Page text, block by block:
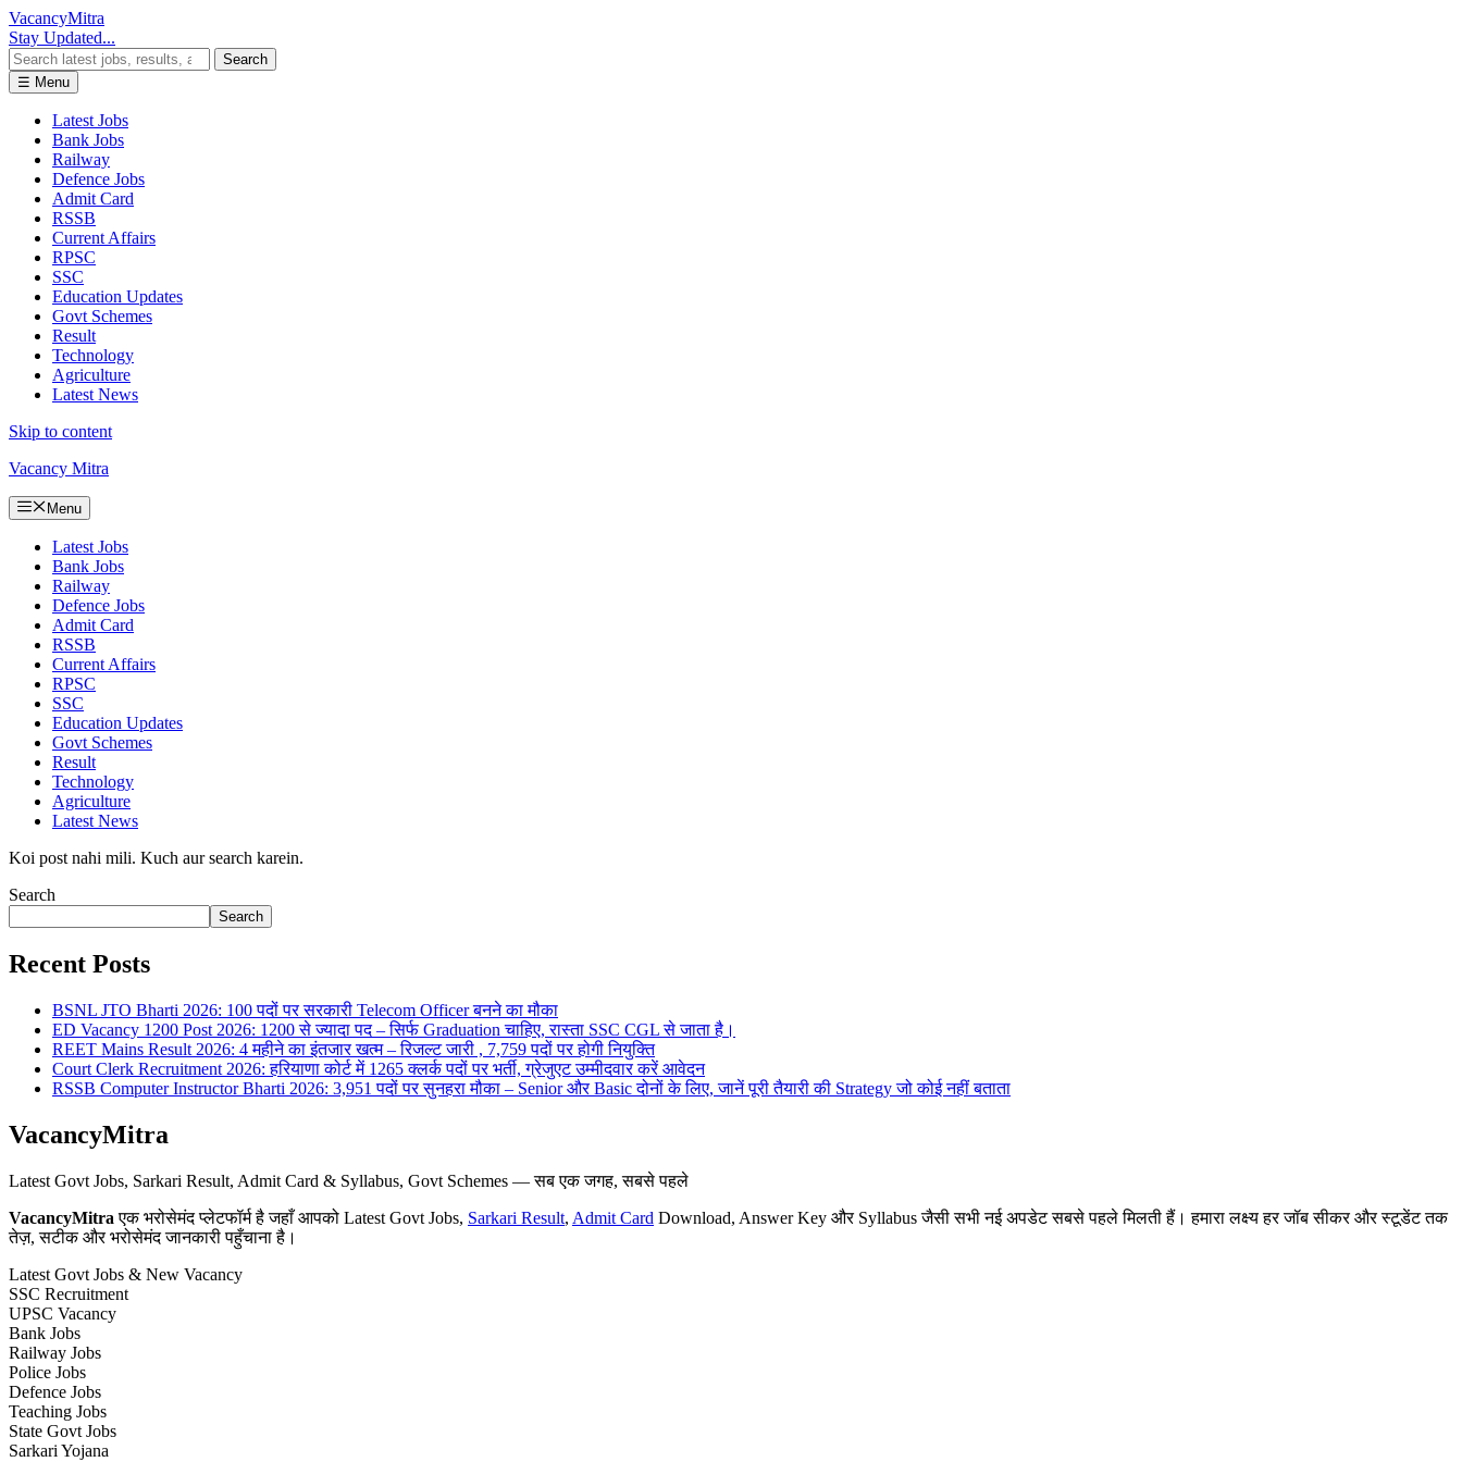
VacancyMitra
Stay Updated...
Search
☰ Menu
Latest Jobs
Bank Jobs
Railway
Defence Jobs
Admit Card
RSSB
Current Affairs
RPSC
SSC
Education Updates
Govt Schemes
Result
Technology
Agriculture
Latest News
Skip to content
Vacancy Mitra
Menu
Latest Jobs
Bank Jobs
Railway
Defence Jobs
Admit Card
RSSB
Current Affairs
RPSC
SSC
Education Updates
Govt Schemes
Result
Technology
Agriculture
Latest News
Koi post nahi mili. Kuch aur search karein.
Search
Search
Recent Posts
BSNL JTO Bharti 2026: 100 पदों पर सरकारी Telecom Officer बनने का मौका
ED Vacancy 1200 Post 2026: 1200 से ज्यादा पद – सिर्फ Graduation चाहिए, रास्ता SSC CGL से जाता है।
REET Mains Result 2026: 4 महीने का इंतजार खत्म – रिजल्ट जारी , 7,759 पदों पर होगी नियुक्ति
Court Clerk Recruitment 2026: हरियाणा कोर्ट में 1265 क्लर्क पदों पर भर्ती, ग्रेजुएट उम्मीदवार करें आवेदन
RSSB Computer Instructor Bharti 2026: 3,951 पदों पर सुनहरा मौका – Senior और Basic दोनों के लिए, जानें पूरी तैयारी की Strategy जो कोई नहीं बताता
VacancyMitra
Latest Govt Jobs, Sarkari Result, Admit Card & Syllabus, Govt Schemes — सब एक जगह, सबसे पहले
VacancyMitra एक भरोसेमंद प्लेटफॉर्म है जहाँ आपको Latest Govt Jobs, Sarkari Result, Admit Card Download, Answer Key और Syllabus जैसी सभी नई अपडेट सबसे पहले मिलती हैं। हमारा लक्ष्य हर जॉब सीकर और स्टूडेंट तक
तेज़, सटीक और भरोसेमंद जानकारी पहुँचाना है।
Latest Govt Jobs & New Vacancy
SSC Recruitment
UPSC Vacancy
Bank Jobs
Railway Jobs
Police Jobs
Defence Jobs
Teaching Jobs
State Govt Jobs
Sarkari Yojana